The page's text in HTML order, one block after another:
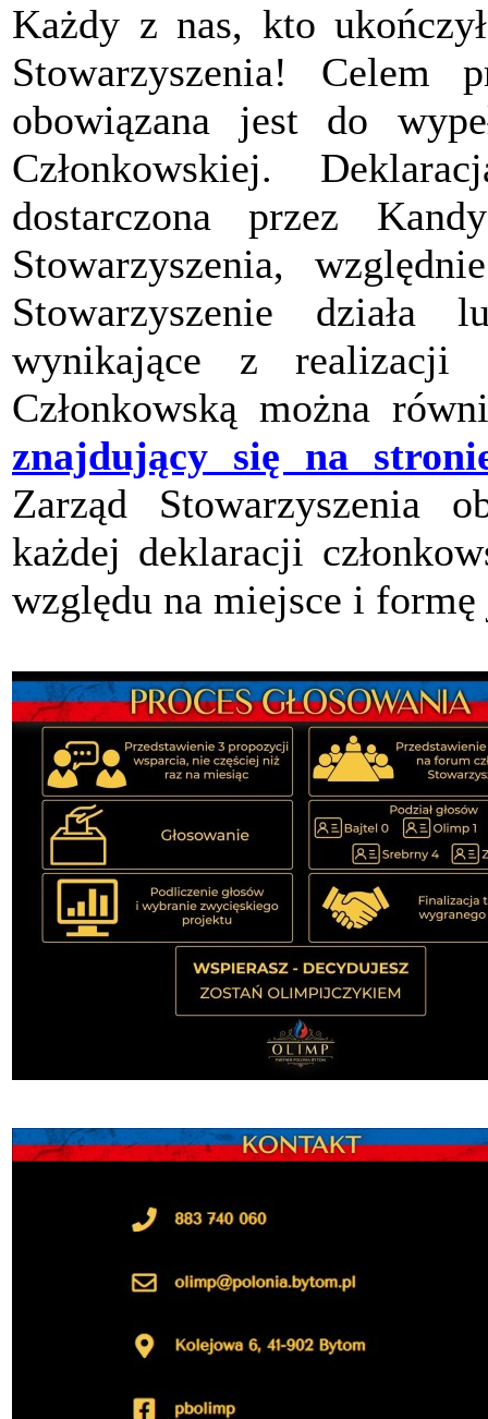
Każdy z nas, kto
Stowarzyszenia! Celem
obowiązana jest do
Członkowskiej.
dostarczona przez
Stowarzyszenia,
Stowarzyszenie działa
wynikające z realizacji
Członkowską można
znajdujący się na
Zarząd Stowarzyszenia
każdej deklaracji
względu na miejsce i